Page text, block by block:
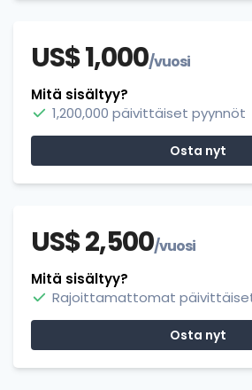
US$ 1,000/vuosi
Mitä sisältyy?
1,200,000 päivittäiset pyynnöt
Osta nyt
US$ 2,500/vuosi
Mitä sisältyy?
Rajoittamattomat
Osta nyt